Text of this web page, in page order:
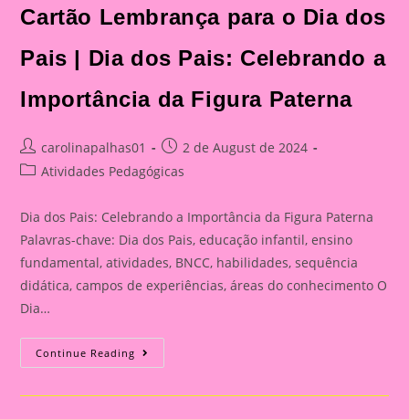
Cartão Lembrança para o Dia dos
Pais | Dia dos Pais: Celebrando a
Importância da Figura Paterna
Post
author:
carolinapalhas01
Post
published:
2 de August de 2024
PostAtividades Pedagógicas
Dia dos Pais: Celebrando a Importância da Figura Paterna
Palavras-chave: Dia dos Pais, educação infantil, ensino
fundamental, atividades, BNCC, habilidades, sequência
didática, campos de experiências, áreas do conhecimento O
Dia…
Continue Reading Cartão
Lembrança